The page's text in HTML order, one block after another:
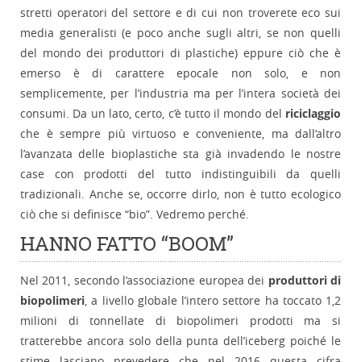
stretti operatori del settore e di cui non troverete eco sui
media generalisti (e poco anche sugli altri, se non quelli
del mondo dei produttori di plastiche) eppure ciò che è
emerso è di carattere epocale non solo, e non
semplicemente, per l’industria ma per l’intera società dei
consumi. Da un lato, certo, c’è tutto il mondo del riciclaggio
che è sempre più virtuoso e conveniente, ma dall’altro
l’avanzata delle bioplastiche sta già invadendo le nostre
case con prodotti del tutto indistinguibili da quelli
tradizionali. Anche se, occorre dirlo, non è tutto ecologico
ciò che si definisce “bio”. Vedremo perché.
HANNO FATTO “BOOM”
Nel 2011, secondo l’associazione europea dei produttori di
biopolimeri, a livello globale l’intero settore ha toccato 1,2
milioni di tonnellate di biopolimeri prodotti ma si
tratterebbe ancora solo della punta dell’iceberg poiché le